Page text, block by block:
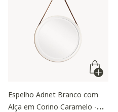
Espelho Adnet Branco com
Alça em Corino Caramelo -